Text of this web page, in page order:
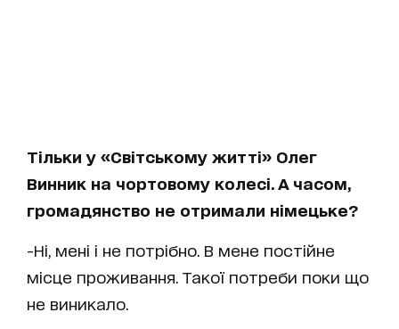
Тільки у «Світському житті» Олег
Винник на чортовому колесі. А часом,
громадянство не отримали німецьке?
-Ні, мені і не потрібно. В мене постійне
місце проживання. Такої потреби поки що
не виникало.